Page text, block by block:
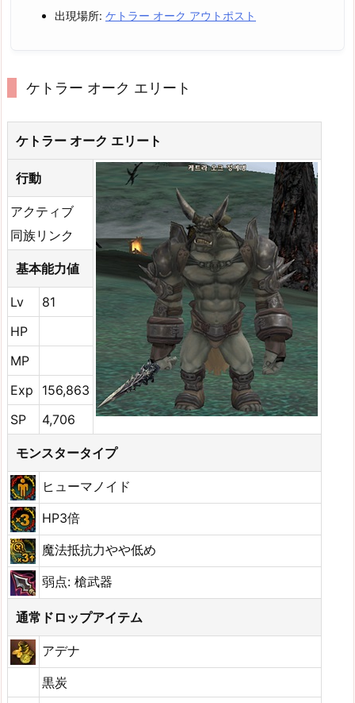
出現場所: ケトラー オーク アウトポスト
ケトラー オーク エリート
ケトラー オーク エリート
行動
アクティブ
同族リンク
基本能力値
Lv
81
HP
MP
Exp
156,863
SP
4,706
モンスタータイプ
ヒューマノイド
HP3倍
魔法抵抗力やや低め
弱点: 槍武器
通常ドロップアイテム
アデナ
黒炭